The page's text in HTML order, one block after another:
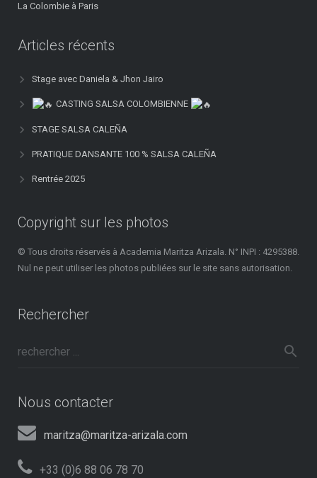
La Colombie à Paris
Articles récents
Stage avec Daniela & Jhon Jairo
CASTING SALSA COLOMBIENNE
STAGE SALSA CALEÑA
PRATIQUE DANSANTE 100 % SALSA CALEÑA
Rentrée 2025
Copyright sur les photos
© Tous droits réservés à Academia Maritza Arizala. N° INPI : 4295388.
Nul ne peut utiliser les photos publiées sur le site sans autorisation.
Rechercher
Nous contacter
maritza@maritza-arizala.com
+33 (0)6 88 06 78 70